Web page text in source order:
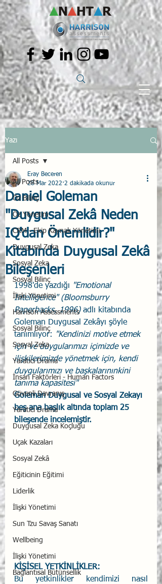
Yazı
All Posts
Öz Bilinç
Öz Yönetim
CRM - Ekip Kaynak Yönetimi
Duygusal Zeka
Sosyal Zeka
Sosyal Bilinç
İlişki Yönetimi
Harrison Assessments
Sosyal Bilinç
Sosyal Zeka
Yaratıcı Drama
İnsan Faktörleri - Human Factors
Güvenli Davranış
Yaratıcı Drama
Duygusal Zeka Koçluğu
Uçak Kazaları
Sosyal Zekâ
Eğiticinin Eğitimi
Liderlik
İlişki Yönetimi
Sun Tzu Savaş Sanatı
Wellbeing
İlişki Yönetimi
Bağlantısal Bütünsellik
All Posts
Daniel Goleman
"Duygusal Zekâ Neden
IQ'dan Önemlidir?"
Kitabında Duygusal Zekâ
Bileşenleri
Eray Beceren
28 Mar 2022 2 dakikada okunur
1998'de yazdığı "Emotional
Intelligence" (Bloomsburry
Paperbacks, 1996) adlı kitabında
Goleman Duygusal Zekâyı şöyle
tanımlıyor:
"Kendinizi motive etmek
için ve duygularımızı içimizde ve
ilişkilerimizde yönetmek için, kendi
duygularımızı ve başkalarınınkini
tanıma kapasitesi"
Goleman Duygusal ve Sosyal Zekayı
beş ana başlık altında toplam 25
bileşende incelemiştir.
KİŞİSEL YETKİNLİKLER:
Bu yetkinlikler kendimizi nasıl